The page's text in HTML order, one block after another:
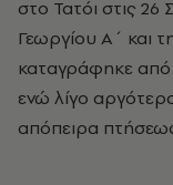
στο Τατόι στις
Γεωργίου Α΄ και
καταγράφηκε από
ενώ λίγο αργότερα
απόπειρα